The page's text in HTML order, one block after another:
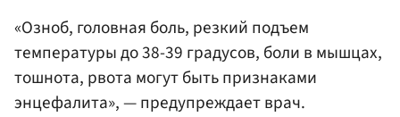
«Озноб, головная боль, резкий подъем
температуры до 38-39 градусов, боли в мышцах,
тошнота, рвота могут быть признаками
энцефалита», — предупреждает врач.